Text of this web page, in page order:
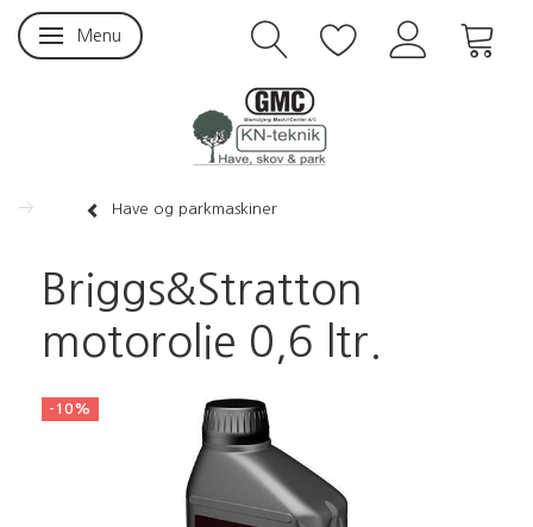
Skifte navigation
Menu
Have og parkmaskiner
Briggs&Stratton
motorolie 0,6 ltr.
-10%